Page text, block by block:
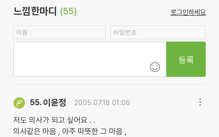
느낌한마디 (55) 로그인하세요
등록
55. 이윤정 2005.07.18 01:06
저도 의사가 되고 싶어요 . .
의사같은 마음 , 아주 따뜻한 그 마음 ,